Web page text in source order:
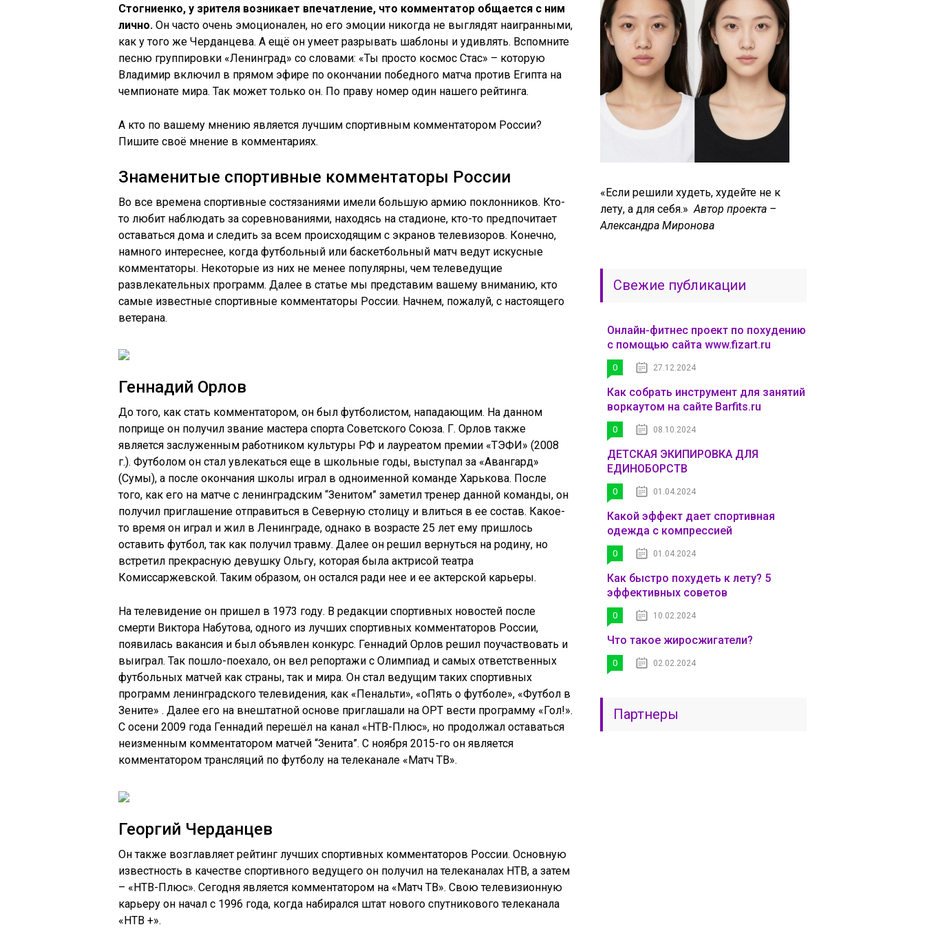
Стогниенко, у зрителя возникает впечатление, что комментатор общается с ним
лично. Он часто очень эмоционален, но его эмоции никогда не выглядят наигранными,
как у того же Черданцева. А ещё он умеет разрывать шаблоны и удивлять. Вспомните
песню группировки «Ленинград» со словами: «Ты просто космос Стас» – которую
Владимир включил в прямом эфире по окончании победного матча против Египта на
чемпионате мира. Так может только он. По праву номер один нашего рейтинга.
А кто по вашему мнению является лучшим спортивным комментатором России?
Пишите своё мнение в комментариях.
Знаменитые спортивные комментаторы России
Во все времена спортивные состязаниями имели большую армию поклонников. Кто-
то любит наблюдать за соревнованиями, находясь на стадионе, кто-то предпочитает
оставаться дома и следить за всем происходящим с экранов телевизоров. Конечно,
намного интереснее, когда футбольный или баскетбольный матч ведут искусные
комментаторы. Некоторые из них не менее популярны, чем телеведущие
развлекательных программ. Далее в статье мы представим вашему вниманию, кто
самые известные спортивные комментаторы России. Начнем, пожалуй, с настоящего
ветерана.
Геннадий Орлов
До того, как стать комментатором, он был футболистом, нападающим. На данном
поприще он получил звание мастера спорта Советского Союза. Г. Орлов также
является заслуженным работником культуры РФ и лауреатом премии «ТЭФИ» (2008
г.). Футболом он стал увлекаться еще в школьные годы, выступал за «Авангард»
(Сумы), а после окончания школы играл в одноименной команде Харькова. После
того, как его на матче с ленинградским “Зенитом” заметил тренер данной команды, он
получил приглашение отправиться в Северную столицу и влиться в ее состав. Какое-
то время он играл и жил в Ленинграде, однако в возрасте 25 лет ему пришлось
оставить футбол, так как получил травму. Далее он решил вернуться на родину, но
встретил прекрасную девушку Ольгу, которая была актрисой театра
Комиссаржевской. Таким образом, он остался ради нее и ее актерской карьеры.
На телевидение он пришел в 1973 году. В редакции спортивных новостей после
смерти Виктора Набутова, одного из лучших спортивных комментаторов России,
появилась вакансия и был объявлен конкурс. Геннадий Орлов решил поучаствовать и
выиграл. Так пошло-поехало, он вел репортажи с Олимпиад и самых ответственных
футбольных матчей как страны, так и мира. Он стал ведущим таких спортивных
программ ленинградского телевидения, как «Пенальти», «оПять о футболе», «Футбол в
Зените» . Далее его на внештатной основе приглашали на ОРТ вести программу «Гол!».
С осени 2009 года Геннадий перешёл на канал «НТВ-Плюс», но продолжал оставаться
неизменным комментатором матчей “Зенита”. С ноября 2015-го он является
комментатором трансляций по футболу на телеканале «Матч ТВ».
Георгий Черданцев
Он также возглавляет рейтинг лучших спортивных комментаторов России. Основную
известность в качестве спортивного ведущего он получил на телеканалах НТВ, а затем
– «НТВ-Плюс». Сегодня является комментатором на «Матч ТВ». Свою телевизионную
карьеру он начал с 1996 года, когда набирался штат нового спутникового телеканала
«НТВ +».
«Если решили худеть, худейте не к
лету, а для себя.»Автор проекта –
Александра Миронова
Свежие публикации
Онлайн-фитнес проект по похудению
с помощью сайта www.fizart.ru
0 27.12.2024
Как собрать инструмент для занятий
воркаутом на сайте Barfits.ru
0 08.10.2024
ДЕТСКАЯ ЭКИПИРОВКА ДЛЯ
ЕДИНОБОРСТВ
0 01.04.2024
Какой эффект дает спортивная
одежда с компрессией
0 01.04.2024
Как быстро похудеть к лету? 5
эффективных советов
0 10.02.2024
Что такое жиросжигатели?
0 02.02.2024
Партнеры